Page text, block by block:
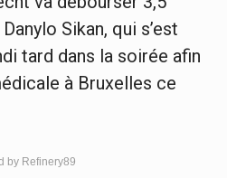
Sikan, qui s’est
tard dans la soirée afin
à Bruxelles ce
by Refinery89